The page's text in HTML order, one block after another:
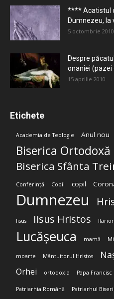
**** Acatistul
Dumnezeu, la
5 octombrie 2010
Despre
onaniei (pazei
15 aprilie 2010
Etichete
Academia de Teologie Anul nou
Biserica Ortodoxă
Biserica Sfânta
Conferință Copii copil
Dumnezeu
Iisus Iisus Hristos
Lucășeuca mamă
moarte Mântuitorul Hristos
Orhei ortodoxia Papa Francisc
Patriarhia Română Patriarhul